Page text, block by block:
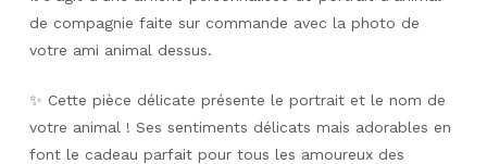
de compagnie faite sur commande avec la photo de
votre ami animal dessus.
✨ Cette pièce délicate présente le portrait et le nom de
votre animal ! Ses sentiments délicats mais adorables en
font le cadeau parfait pour tous les amoureux des